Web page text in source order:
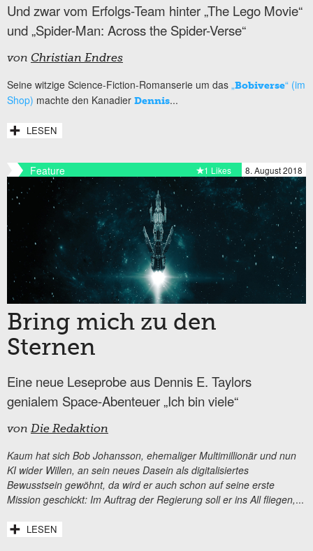
Und zwar vom Erfolgs-Team hinter „The Lego Movie“
und „Spider-Man: Across the Spider-Verse“
von Christian Endres
Seine witzige Science-Fiction-Romanserie um das „Bobiverse“ (im
Shop) machte den Kanadier Dennis...
LESEN
Feature 8. August 2018
1 Likes
Bring mich zu den
Sternen
Eine neue Leseprobe aus Dennis E. Taylors
genialem Space-Abenteuer „Ich bin viele“
von Die Redaktion
Kaum hat sich Bob Johansson, ehemaliger Multimillionär und nun
KI wider Willen, an sein neues Dasein als digitalisiertes
Bewusstsein gewöhnt, da wird er auch schon auf seine erste
Mission geschickt: Im Auftrag der Regierung soll er ins All fliegen,...
LESEN